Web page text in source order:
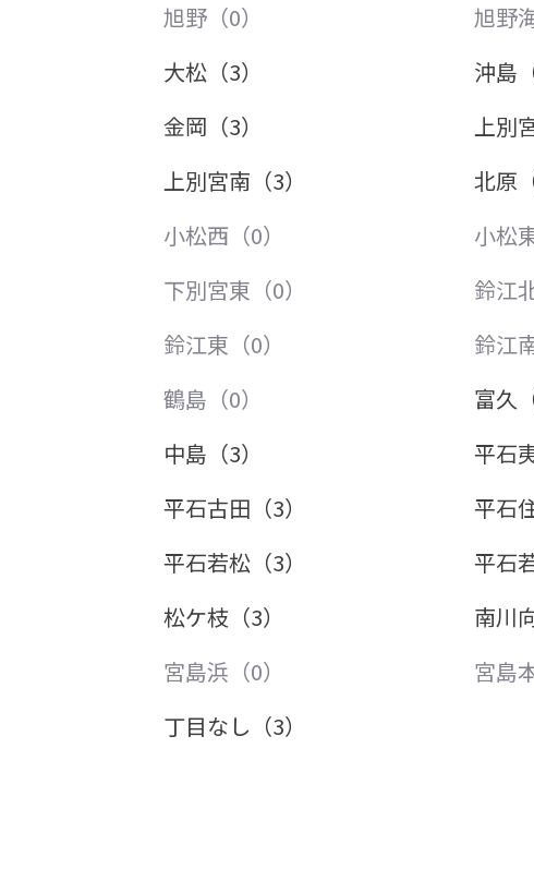
旭野（0） 旭野
大松（3）
沖島
金岡（3）
上別
上別宮南（3）
北原
小松西（0）
小松
下別宮東（0）
鈴江
鈴江東（0）
鈴江
鶴島（0）
富久
中島（3）
平石
平石古田（3）
平石
平石若松（3）
平石
松ケ枝（3）
南川
宮島浜（0）
宮島
丁目なし（3）